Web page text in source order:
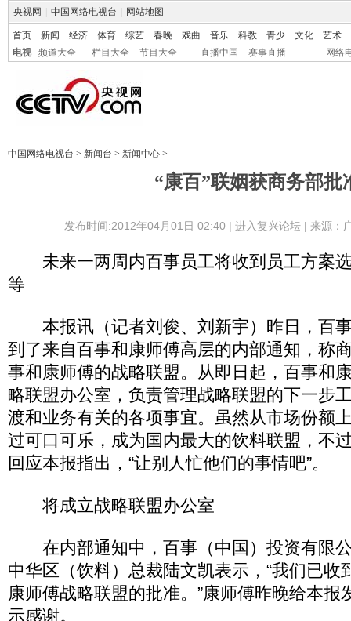
央视网 中国网络电视台 网站地图
首页 新闻 经济 体育 综艺 春晚 戏曲 音乐 科教 青少 文化
艺术
电视
频道大全 栏目大全 节目大全 直播中国 赛事直播 网络
中国网络电视台 > 新闻台 > 新闻中心 >
“康百”联姻获商务部批
发布时间:2012年04月01日 02:40 | 进入复兴论坛| 来源：
未来一两周内百事员工将收到员工方案
等
本报讯（记者刘俊、刘新宇）昨日，百
到了来自百事和康师傅高层的内部通知，称
事和康师傅的战略联盟。从即日起，百事和
略联盟办公室，负责管理战略联盟的下一步
渡和业务有关的各项事宜。虽然从市场份额
过可口可乐，成为国内最大的饮料联盟，不
回应本报指出，“让别人忙他们的事情吧”。
将成立战略联盟办公室
在内部通知中，百事（中国）投资有限
中华区（饮料）总裁陆文凯表示，“我们已收
康师傅战略联盟的批准。”康师傅昨晚给本报
示感谢。